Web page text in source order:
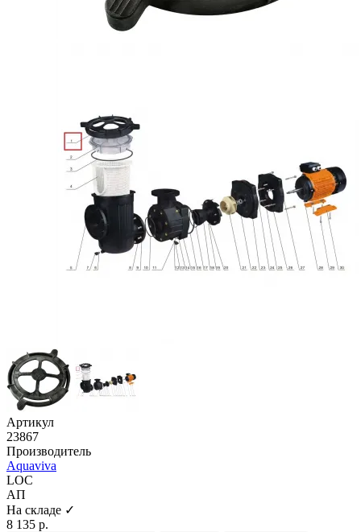
Артикул
23867
Производитель
Aquaviva
LOC
АП
На складе ✓
8 135 р.